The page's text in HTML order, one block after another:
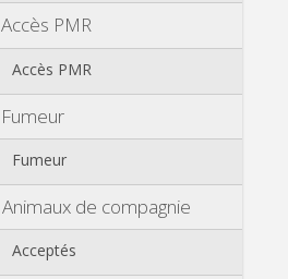
Accès PMR
Accès PMR
Fumeur
Fumeur
Animaux de compagnie
Acceptés